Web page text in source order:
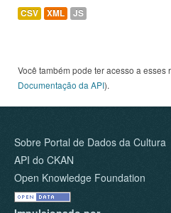
CSV XML JS
Você também pode ter acesso a esses
Documentação da API).
Sobre Portal de Dados da Cultura
API do CKAN
Open Knowledge Foundation